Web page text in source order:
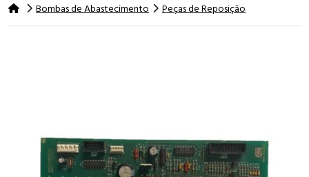
Bombas de Abastecimento Peças de Reposição